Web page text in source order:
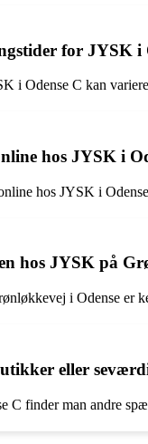
for JYSK i
i Odense C kan
hos JYSK i
hos JYSK i
hos JYSK på
i Odense er
eller
C finder man andre